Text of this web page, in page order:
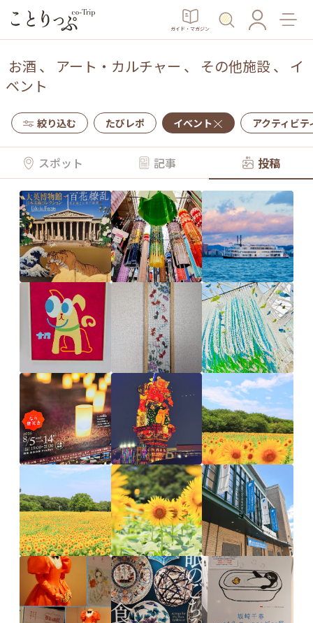
ガイド・マガジン
お酒 、 アート・カルチャー 、 その他施設、 イ
ベント
絞り込む たびレポ イベント アクティビテ
スポット 記事 投稿